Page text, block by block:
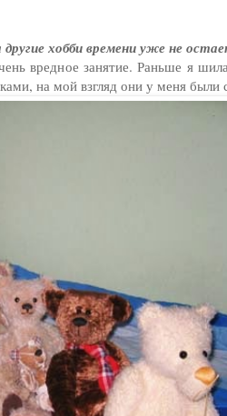
хобби времени уже не
вредное занятие. Раньше я
на мой взгляд они у меня были